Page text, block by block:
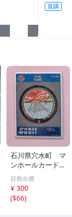
直購
石川県穴水町 マ
ンホールカード
A001 ロット00
4
目前出價
¥ 300
($66)